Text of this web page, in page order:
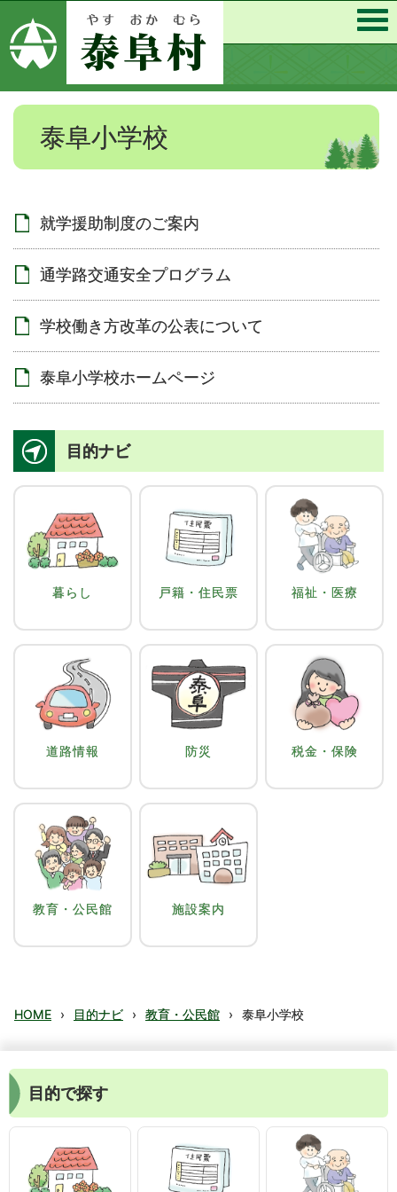
泰阜小学校
就学援助制度のご案内
通学路交通安全プログラム
学校働き方改革の公表について
泰阜小学校ホームページ
目的ナビ
暮らし 戸籍・住民票 福祉・医療
道路情報 防災 税金・保険
教育・公民館 施設案内
HOME › 目的ナビ › 教育・公民館 › 泰阜小学校
目的で探す